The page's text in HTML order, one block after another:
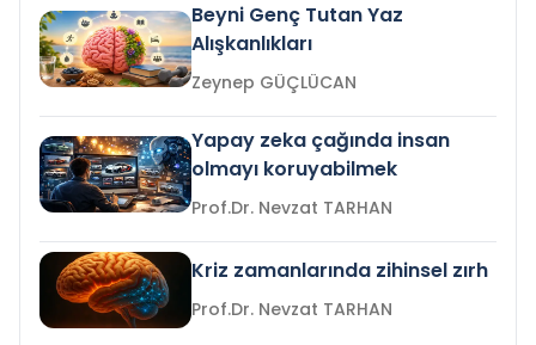
Beyni Genç Tutan Yaz
Alışkanlıkları
Zeynep GÜÇLÜCAN
Yapay zeka çağında insan
olmayı koruyabilmek
Prof.Dr. Nevzat TARHAN
Kriz zamanlarında zihinsel zırh
Prof.Dr. Nevzat TARHAN